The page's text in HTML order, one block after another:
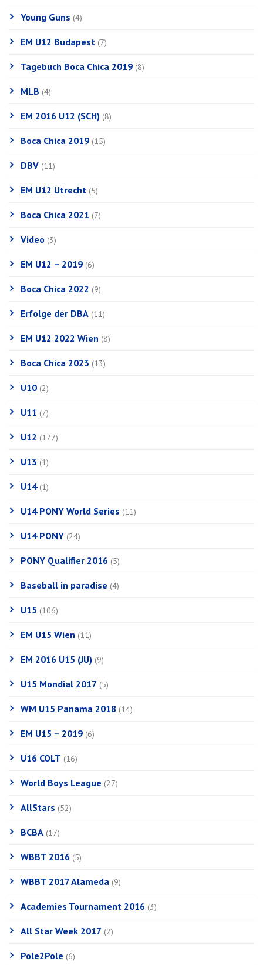
Young Guns (4)
EM U12 Budapest (7)
Tagebuch Boca Chica 2019 (8)
MLB (4)
EM 2016 U12 (SCH) (8)
Boca Chica 2019 (15)
DBV (11)
EM U12 Utrecht (5)
Boca Chica 2021 (7)
Video (3)
EM U12 – 2019 (6)
Boca Chica 2022 (9)
Erfolge der DBA (11)
EM U12 2022 Wien (8)
Boca Chica 2023 (13)
U10 (2)
U11 (7)
U12 (177)
U13 (1)
U14(1)
U14 PONY World Series (11)
U14 PONY (24)
PONY Qualifier 2016 (5)
Baseball in paradise (4)
U15 (106)
EM U15 Wien (11)
EM 2016 U15 (JU) (9)
U15 Mondial 2017 (5)
WM U15 Panama 2018 (14)
EM U15 – 2019 (6)
U16 COLT (16)
World Boys League (27)
AllStars (52)
BCBA (17)
WBBT 2016 (5)
WBBT 2017 Alameda (9)
Academies Tournament 2016 (3)
All Star Week 2017 (2)
Pole2Pole (6)